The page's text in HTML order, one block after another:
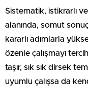
Sistematik, istikrarlı
alanında, somut
kararlı adımlarla
özenle çalışmayı
taşır, sık sık dirsek
uyumlu çalışsa da